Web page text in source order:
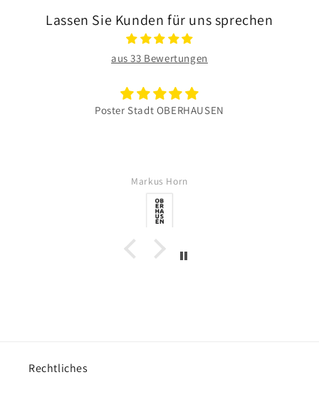
Lassen Sie Kunden für uns sprechen
aus 33 Bewertungen
Poster Stadt OBERHAUSEN
Markus Horn
Rechtliches